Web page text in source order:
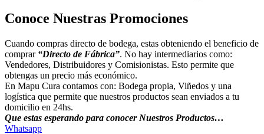
Conoce Nuestras Promociones
Cuando compras directo de bodega, estas obteniendo el beneficio de
comprar “Directo de Fábrica”. No hay intermediarios como:
Vendedores, Distribuidores y Comisionistas. Esto permite que
obtengas un precio más económico.
En Mapu Cura contamos con: Bodega propia, Viñedos y una
logística que permite que nuestros productos sean enviados a tu
domicilio en 24hs.
Que estas esperando para conocer Nuestros Productos…
Whatsapp